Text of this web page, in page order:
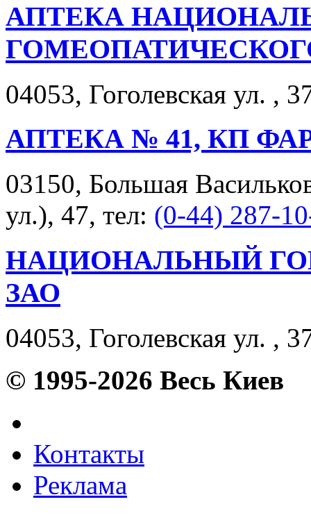
АПТЕКА
04053, Гоголевская ул. ,
АПТЕКА № 41, КП
03150, Большая
ул.), 47, тел: (0-44) 287-
НАЦИОНАЛЬНЫЙ
ЗАО
04053, Гоголевская ул. ,
© 1995-2026 Весь Киев
Контакты
Реклама